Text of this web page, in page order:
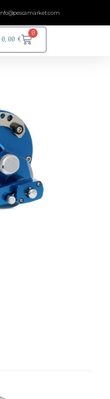
0,00€
0